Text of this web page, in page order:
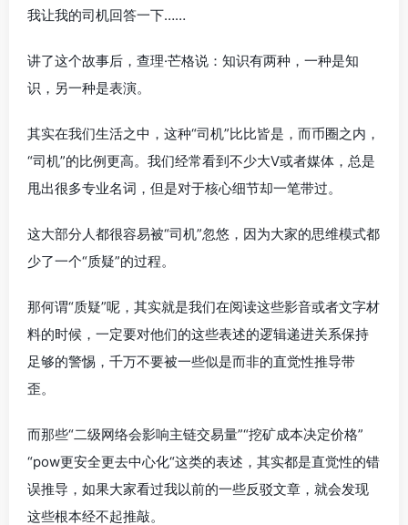
我让我的司机回答一下……
讲了这个故事后，查理·芒格说：知识有两种，一种是知
识，另一种是表演。
其实在我们生活之中，这种“司机”比比皆是，而币圈之内，
“司机”的比例更高。我们经常看到不少大V或者媒体，总是
甩出很多专业名词，但是对于核心细节却一笔带过。
这大部分人都很容易被“司机”忽悠，因为大家的思维模式都
少了一个“质疑”的过程。
那何谓“质疑”呢，其实就是我们在阅读这些影音或者文字材
料的时候，一定要对他们的这些表述的逻辑递进关系保持
足够的警惕，千万不要被一些似是而非的直觉性推导带
歪。
而那些“二级网络会影响主链交易量”“挖矿成本决定价格”
“pow更安全更去中心化“这类的表述，其实都是直觉性的错
误推导，如果大家看过我以前的一些反驳文章，就会发现
这些根本经不起推敲。